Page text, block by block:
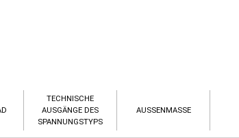
TECHNISCHE
AUSGÄNGE DES
SPANNUNGSTYPS
AUSSENMASSE